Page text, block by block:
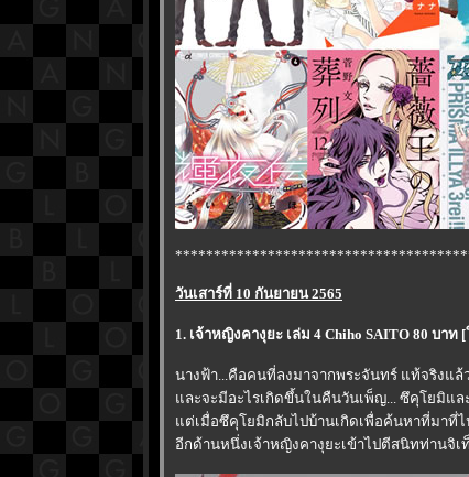
วันเสาร์ที่ 10 กันยายน 2565
1. เจ้าหญิงคางุยะ เล่ม 4 Chiho SAITO 80 บา
นางฟ้า...คือคนที่ลงมาจากพระจันทร์ แท้จริงแล้
ละจะมีอะไรเกิดขึ้นในคืนวันเพ็ญ... ซึคุโยมิแล
ต่เมื่อซึคุโยมิกลับไปบ้านเกิดเพื่อค้นหาที่มาที่ไ
อีกด้านหนึ่งเจ้าหญิงคางุยะเข้าไปตีสนิทท่านจิเ